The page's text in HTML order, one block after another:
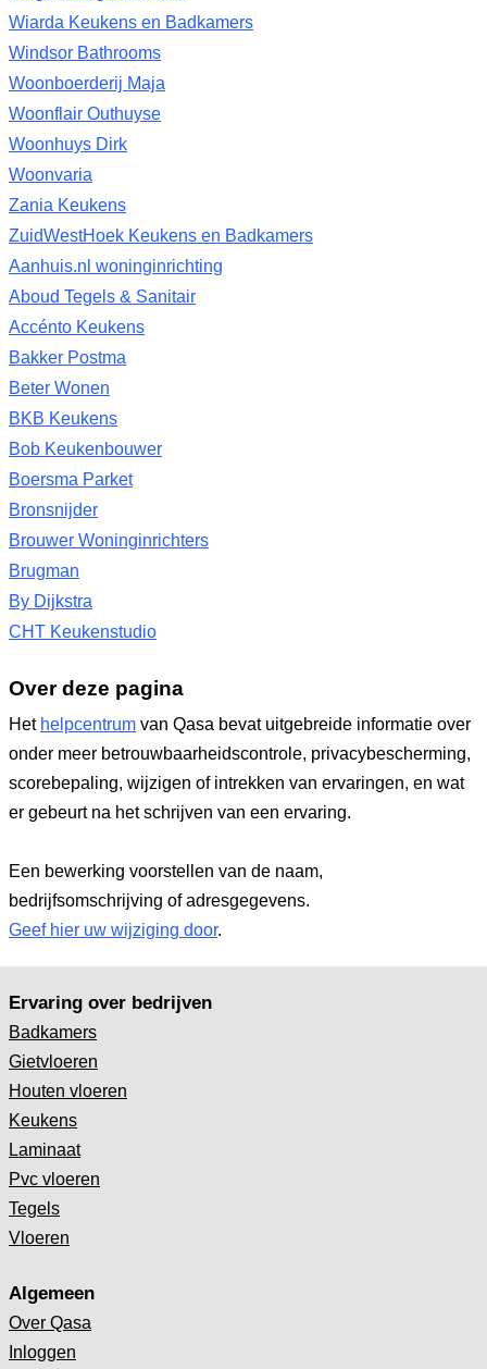
Wiarda Keukens en Badkamers
Windsor Bathrooms
Woonboerderij Maja
Woonflair Outhuyse
Woonhuys Dirk
Woonvaria
Zania Keukens
ZuidWestHoek Keukens en Badkamers
Aanhuis.nl woninginrichting
Aboud Tegels & Sanitair
Accénto Keukens
Bakker Postma
Beter Wonen
BKB Keukens
Bob Keukenbouwer
Boersma Parket
Bronsnijder
Brouwer Woninginrichters
Brugman
By Dijkstra
CHT Keukenstudio
Over deze pagina
Het helpcentrum van Qasa bevat uitgebreide informatie over
onder meer betrouwbaarheidscontrole, privacybescherming,
scorebepaling, wijzigen of intrekken van ervaringen, en wat
er gebeurt na het schrijven van een ervaring.
Een bewerking voorstellen van de naam,
bedrijfsomschrijving of adresgegevens.
Geef hier uw wijziging door.
Ervaring over bedrijven
Badkamers
Gietvloeren
Houten vloeren
Keukens
Laminaat
Pvc vloeren
Tegels
Vloeren
Algemeen
Over Qasa
Inloggen